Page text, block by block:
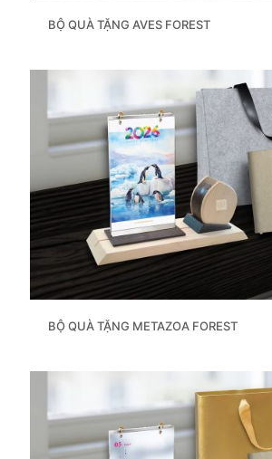
BỘ QUÀ TẶNG AVES FOREST
BỘ QUÀ TẶNG METAZOA FOREST